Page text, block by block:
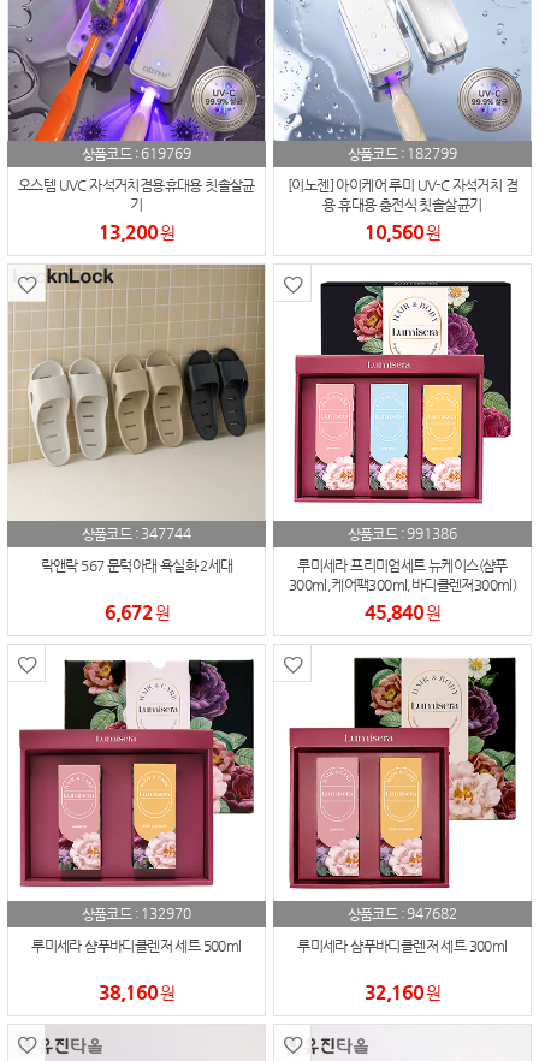
상품코드 : 619769
오스템 UVC 자석거치겸용휴대용 칫솔살균
기
13,200원
상품코드 : 182799
[이노젠] 아이케어 루미 UV-C 자석거치 겸
용 휴대용 충전식 칫솔살균기
10,560원
상품코드 : 347744
락앤락 567 문턱아래 욕실화 2세대
6,672원
상품코드 :991386
루미세라 프리미엄세트 뉴케이스(샴푸
300ml,케어팩300ml,바디클렌저300ml)
45,840원
상품코드 : 132970
루미세라 샴푸바디클렌저 세트 500ml
38,160원
상품코드 :947682
루미세라 샴푸바디클렌저 세트 300ml
32,160원